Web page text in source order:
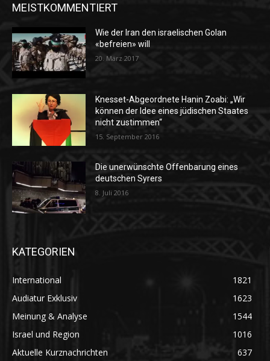
MEISTKOMMENTIERT
Wie der Iran den israelischen Golan
«befreien» will
20. März 2017
Knesset-Abgeordnete Hanin Zoabi: „Wir
können der Idee eines jüdischen Staates
nicht zustimmen“
15. September 2016
Die unerwünschte Offenbarung eines
deutschen Syrers
8. Juli 2016
KATEGORIEN
International
1821
Audiatur Exklusiv
1623
Meinung & Analyse
1544
Israel und Region
1016
Aktuelle Kurznachrichten
637